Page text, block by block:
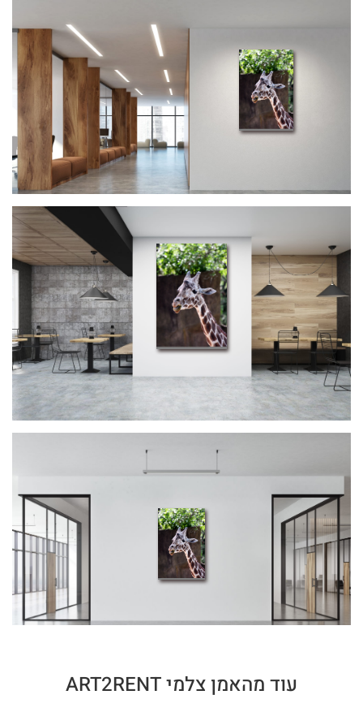
עוד מהאמן צלמי ART2RENT